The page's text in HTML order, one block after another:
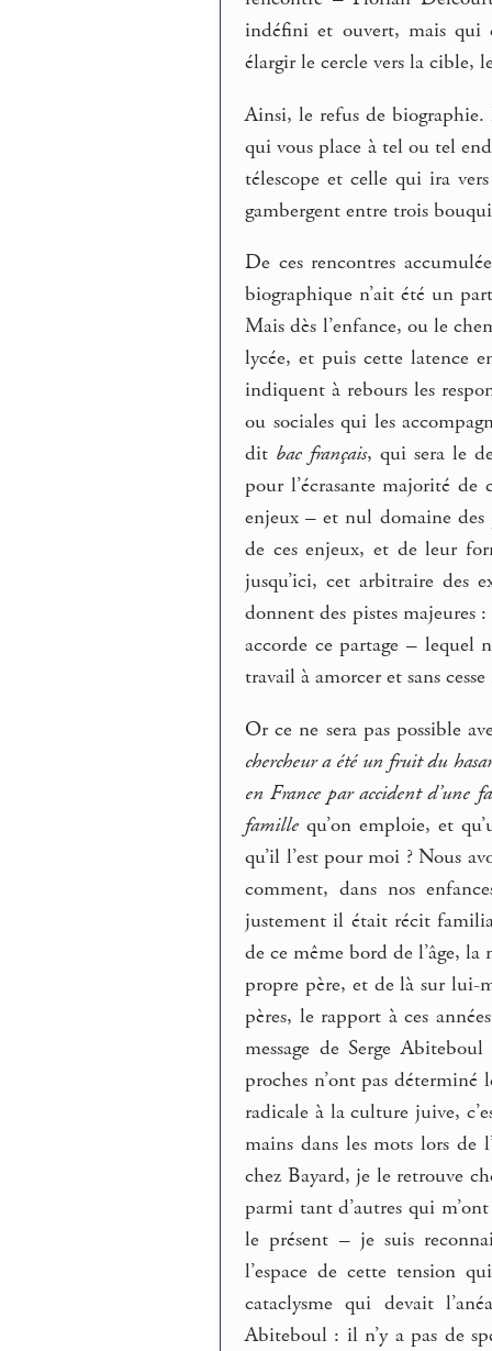
indéfini et ouvert, mais qui
élargir le cercle vers la cible,
Ainsi, le refus de biographie.
qui vous place à tel ou tel
télescope et celle qui ira
gambergent entre trois
De ces rencontres
biographique n’ait été un
Mais dès l’enfance, ou le
lycée, et puis cette latence
indiquent à rebours les
ou sociales qui les
dit bac français, qui sera le
pour l’écrasante majorité
enjeux – et nul domaine des
de ces enjeux, et de leur
jusqu’ici, cet arbitraire des
donnent des pistes majeures
accorde ce partage – lequel
travail à amorcer et sans
Or ce ne sera pas possible
chercheur a été un fruit du
en France par accident d’une
famille qu’on emploie, et
qu’il l’est pour moi ? Nous
comment, dans nos
justement il était récit
de ce même bord de l’âge, la
propre père, et de là sur lui-
pères, le rapport à ces
message de Serge
proches n’ont pas
radicale à la culture juive,
mains dans les mots lors de
chez Bayard, je le retrouve
parmi tant d’autres qui
le présent – je suis
l’espace de cette tension
cataclysme qui devait
Abiteboul : il n’y a pas de